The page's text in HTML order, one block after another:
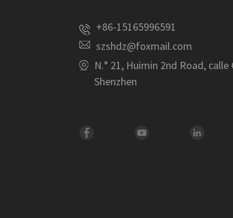
+86-15165996591
szshdz@foxmail.com
N.° 21, Huimin 2nd Road,
Shenzhen